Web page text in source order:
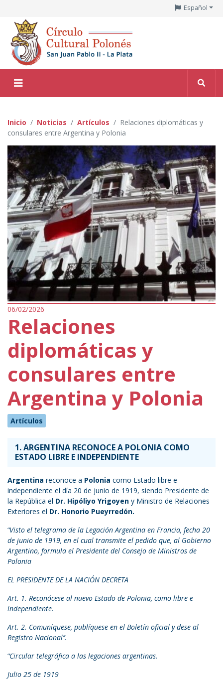
Español
Inicio Noticias Artículos
Relaciones diplomáticas y
consulares entre Argentina y Polonia
06/02/2026
Relaciones
diplomáticas y
consulares entre
Argentina y Polonia
Artículos
1. ARGENTINA RECONOCE A POLONIA COMO
ESTADO LIBRE E INDEPENDIENTE
Argentina reconoce a Polonia como Estado libre e
independiente el día 20 de junio de 1919, siendo Presidente de
la República el Dr. Hipóliyo Yrigoyen y Ministro de Relaciones
Exteriores el Dr. Honorio Pueyrredón.
‘’Visto el telegrama de la Legación Argentina en Francia, fecha 20
de junio de 1919, en el cual transmite el pedido que, al Gobierno
Argentino, formula el Presidente del Consejo de Ministros de
Polonia
EL PRESIDENTE DE LA NACIÓN DECRETA
Art. 1. Reconócese al nuevo Estado de Polonia, como libre e
independiente.
Art. 2. Comuníquese, publíquese en el Boletín oficial y dese al
Registro Nacional’’.
‘’Circular telegráfica a las legaciones argentinas.
Julio 25 de 1919